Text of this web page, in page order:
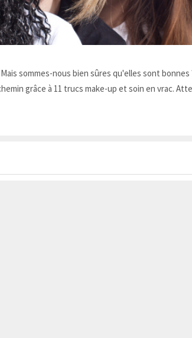
sommes-nous bien sûres qu'elles sont bonnes
grâce à 11 trucs make-up et soin en vrac.